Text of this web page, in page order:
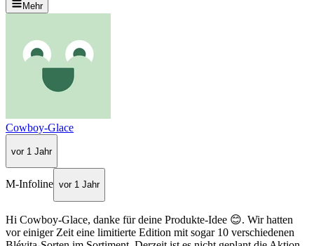
Mehr
Cowboy-Glace
vor 1 Jahr
M-Infoline vor 1 Jahr
Hi Cowboy-Glace, danke für deine Produkte-Idee 😊. Wir hatten
vor einiger Zeit eine limitierte Edition mit sogar 10 verschiedenen